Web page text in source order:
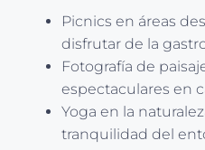
Picnics en áreas
disfrutar de la
Fotografía de
espectaculares en
Yoga en la
tranquilidad del